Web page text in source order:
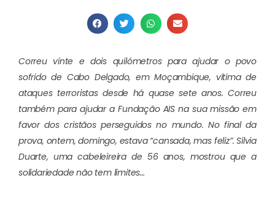
Correu vinte e dois quilómetros para ajudar o povo
sofrido de Cabo Delgado, em Moçambique, vítima de
ataques terroristas desde há quase sete anos. Correu
também para ajudar a Fundação AIS na sua missão em
favor dos cristãos perseguidos no mundo. No final da
prova, ontem, domingo, estava “cansada, mas feliz”. Sílvia
Duarte, uma cabeleireira de 56 anos, mostrou que a
solidariedade não tem limites…